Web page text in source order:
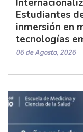
Estudiantes
inmersión en
tecnologías
06 de Agosto, 2026